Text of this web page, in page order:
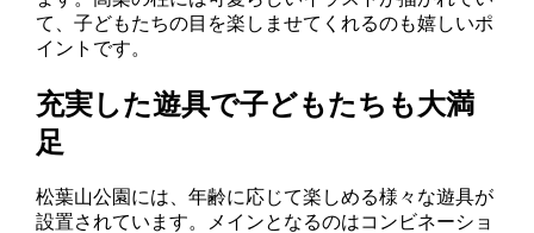
て、子どもたちの目を楽しませてくれるのも嬉しいポ
イントです。
充実した遊具で子どもたちも大満
足
松葉山公園には、年齢に応じて楽しめる様々な遊具が
設置されています。メインとなるのはコンビネーショ